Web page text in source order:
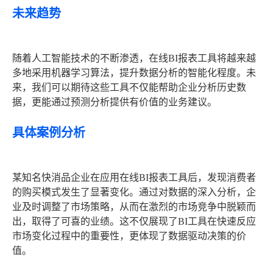
未来趋势
随着人工智能技术的不断渗透，在线BI报表工具将越来越
多地采用机器学习算法，提升数据分析的智能化程度。未
来，我们可以期待这些工具不仅能帮助企业分析历史数
据，更能通过预测分析提供有价值的业务建议。
具体案例分析
某知名快消品企业在应用在线BI报表工具后，发现消费者
的购买模式发生了显著变化。通过对数据的深入分析，企
业及时调整了市场策略，从而在激烈的市场竞争中脱颖而
出，取得了可喜的业绩。这不仅展现了BI工具在快速反应
市场变化过程中的重要性，更体现了数据驱动决策的价
值。